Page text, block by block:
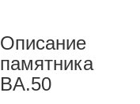
Описание
памятника
BA.50